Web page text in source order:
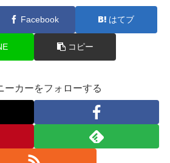
Facebook はてブ
コピー
ーカーをフォローする